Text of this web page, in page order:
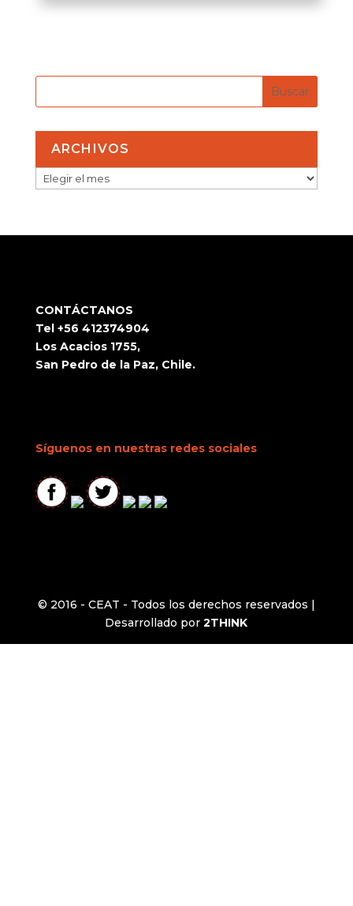
ARCHIVOS
ARCHIVOS
CONTÁCTANOS
Tel +56 412374904
Los Acacios 1755,
San Pedro de la Paz, Chile.
Síguenos en nuestras redes sociales
© 2016 - CEAT - Todos los derechos reservados |
Desarrollado por2THINK